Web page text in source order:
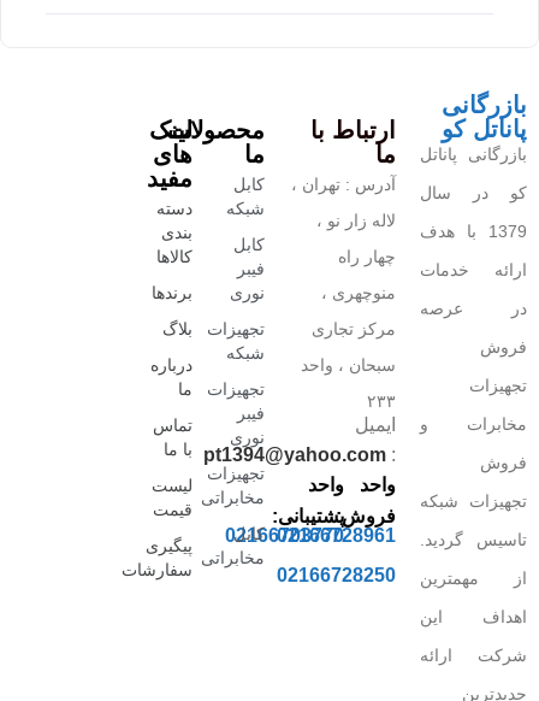
بازرگانی
پاناتل کو
بازرگانی پاناتل
کو در سال
1379 با هدف
ارائه خدمات
در عرصه
فروش
تجهیزات
مخابرات و
فروش
تجهیزات شبکه
تاسیس گردید.
از مهمترین
اهداف این
شرکت ارائه
جدیدترین
ارتباط با
ما
آدرس : تهران ،
لاله زار نو ،
چهار راه
منوچهری ،
مرکز تجاری
سبحان ، واحد
۲۳۳
ایمیل
:
pt1394@yahoo.com
واحد
فروش:
02166728961
02166728250
واحد
پشتیبانی:
02166703770
محصولات
ما
کابل
شبکه
کابل
فیبر
نوری
تجهیزات
شبکه
تجهیزات
فیبر
نوری
تجهیزات
مخابراتی
کابل
مخابراتی
لینک
های
مفید
دسته
بندی
کالاها
برندها
بلاگ
درباره
ما
تماس
با ما
لیست
قیمت
پیگیری
سفارشات